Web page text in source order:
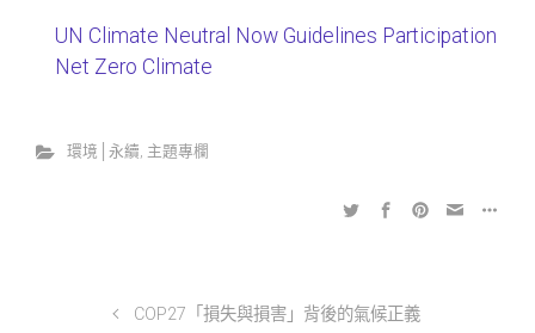
UN Climate Neutral Now Guidelines Participation
Net Zero Climate
環境│永續, 主題專欄
COP27「損失與損害」背後的氣候正義